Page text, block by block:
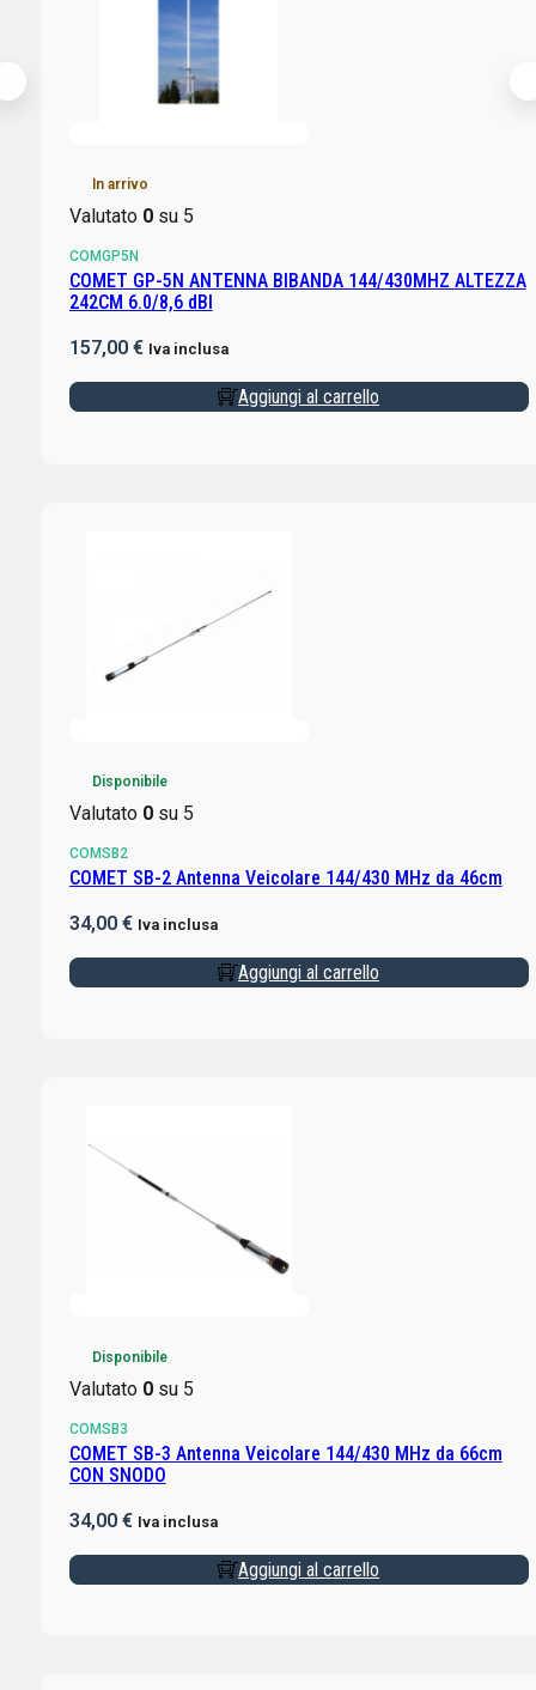
In arrivo
Valutato 0su 5
COMGP5N
COMET GP-5N ANTENNA BIBANDA 144/430MHZ ALTEZZA
242CM 6.0/8,6 dBI
157,00 € Iva inclusa
Aggiungi al carrello
Disponibile
Valutato 0su 5
COMSB2
COMET SB-2 Antenna Veicolare 144/430 MHz da 46cm
34,00 € Iva inclusa
Aggiungi al carrello
Disponibile
Valutato 0su 5
COMSB3
COMET SB-3 Antenna Veicolare 144/430 MHz da 66cm
CON SNODO
34,00 € Iva inclusa
Aggiungi al carrello